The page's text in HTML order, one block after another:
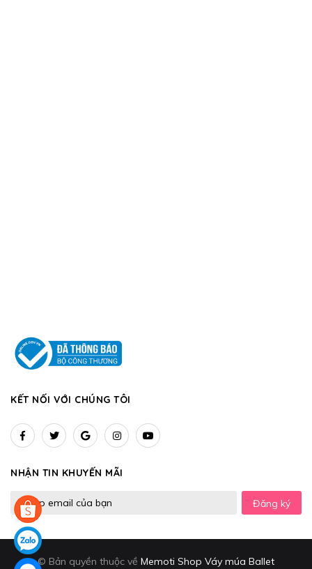
KẾT NỐI VỚI CHÚNG TÔI
NHẬN TIN KHUYẾN MÃI
Đăng ký
© Bản quyền thuộc về Memoti Shop Váy múa Ballet